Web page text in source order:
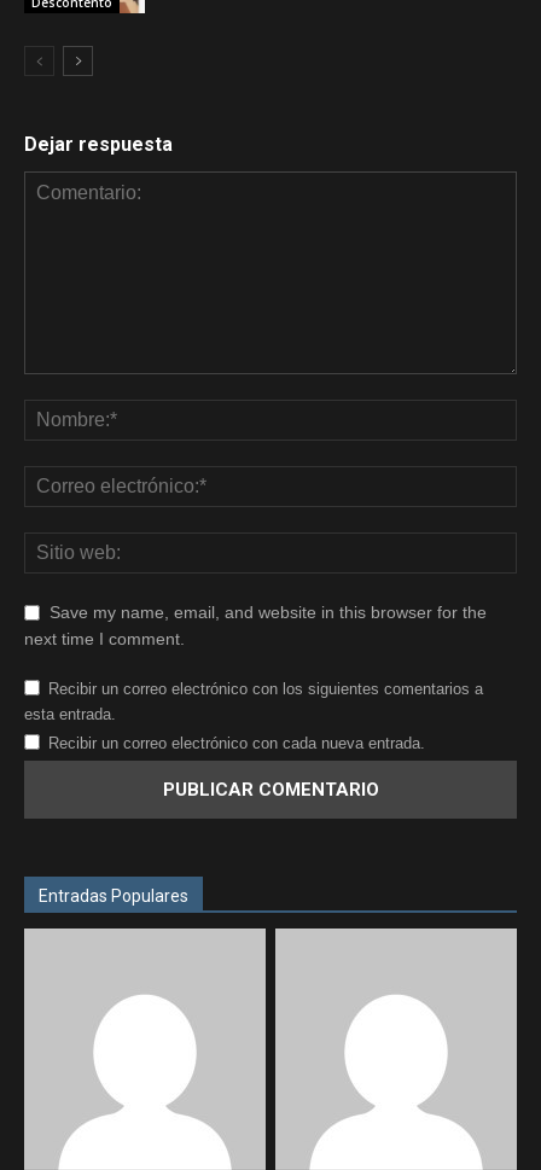
Dejar respuesta
Save my name, email, and website in this browser for the
next time I comment.
Recibir un correo electrónico con los siguientes comentarios a
esta entrada.
Recibir un correo electrónico con cada nueva entrada.
Entradas Populares